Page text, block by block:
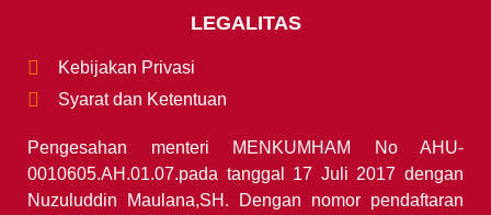
LEGALITAS
Kebijakan Privasi
Syarat dan Ketentuan
Pengesahan menteri MENKUMHAM No AHU-
0010605.AH.01.07.pada tanggal 17 Juli 2017 dengan
Nuzuluddin Maulana,SH. Dengan nomor pendaftaran